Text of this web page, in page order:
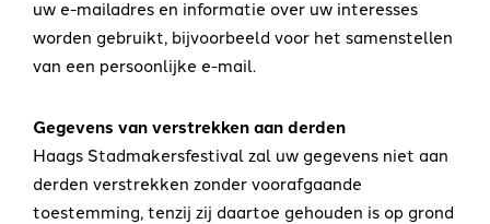
uw e-mailadres en informatie over uw interesses
worden gebruikt, bijvoorbeeld voor het samenstellen
van een persoonlijke e-mail.
Gegevens van verstrekken aan derden
Haags Stadmakersfestival zal uw gegevens niet aan
derden verstrekken zonder voorafgaande
toestemming, tenzij zij daartoe gehouden is op grond